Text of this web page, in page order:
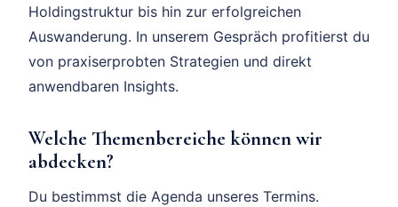
Holdingstruktur bis hin zur erfolgreichen
Auswanderung. In unserem Gespräch profitierst du
von praxiserprobten Strategien und direkt
anwendbaren Insights.
Welche Themenbereiche können wir
abdecken?
Du bestimmst die Agenda unseres Termins.